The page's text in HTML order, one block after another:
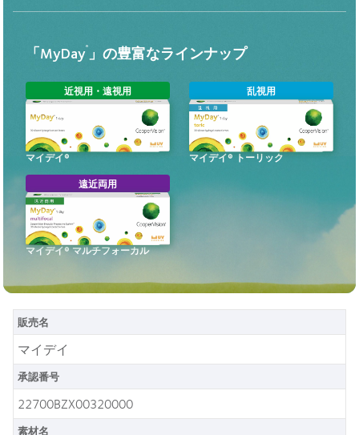
「MyDay®」の豊富なラインナップ
近視用・遠視用
マイデイ®
乱視用
マイデイ® トーリック
遠近両用
マイデイ® マルチフォーカル
販売名
マイデイ
承認番号
22700BZX00320000
素材名